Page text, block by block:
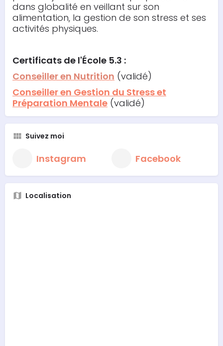
dans globalité en veillant sur son
alimentation, la gestion de son stress et ses
activités physiques.
Certificats de l'École 5.3 :
Conseiller en Nutrition (validé)
Conseiller en Gestion du Stress et
Préparation Mentale (validé)
Suivez moi
Instagram Facebook
Localisation